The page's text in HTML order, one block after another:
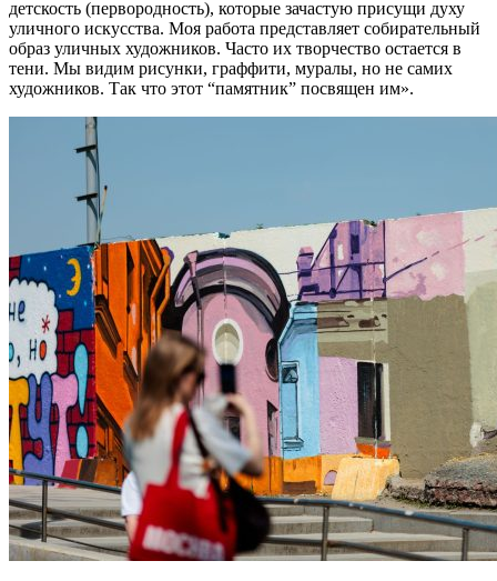
детскость (первородность), которые зачастую присущи духу
уличного искусства. Моя работа представляет собирательный
образ уличных художников. Часто их творчество остается в
тени. Мы видим рисунки, граффити, муралы, но не самих
художников. Так что этот “памятник” посвящен им».